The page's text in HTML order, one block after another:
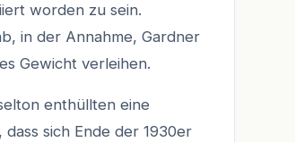
worden zu sein.
in der Annahme, Gardner
Gewicht verleihen.
enthüllten eine
sich Ende der 1930er